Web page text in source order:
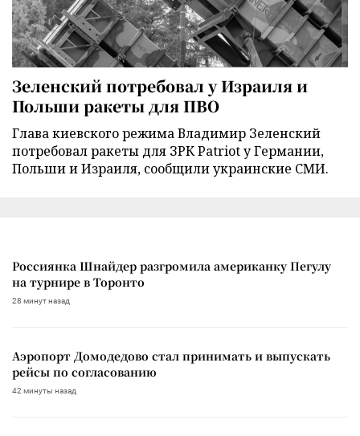
Зеленский потребовал у Израиля и
Польши ракеты для ПВО
Глава киевского режима Владимир Зеленский
потребовал ракеты для ЗРК Patriot у Германии,
Польши и Израиля, сообщили украинские СМИ.
Россиянка Шнайдер разгромила американку Пегулу
на турнире в Торонто
28 минут назад
Аэропорт Домодедово стал принимать и выпускать
рейсы по согласованию
42 минуты назад